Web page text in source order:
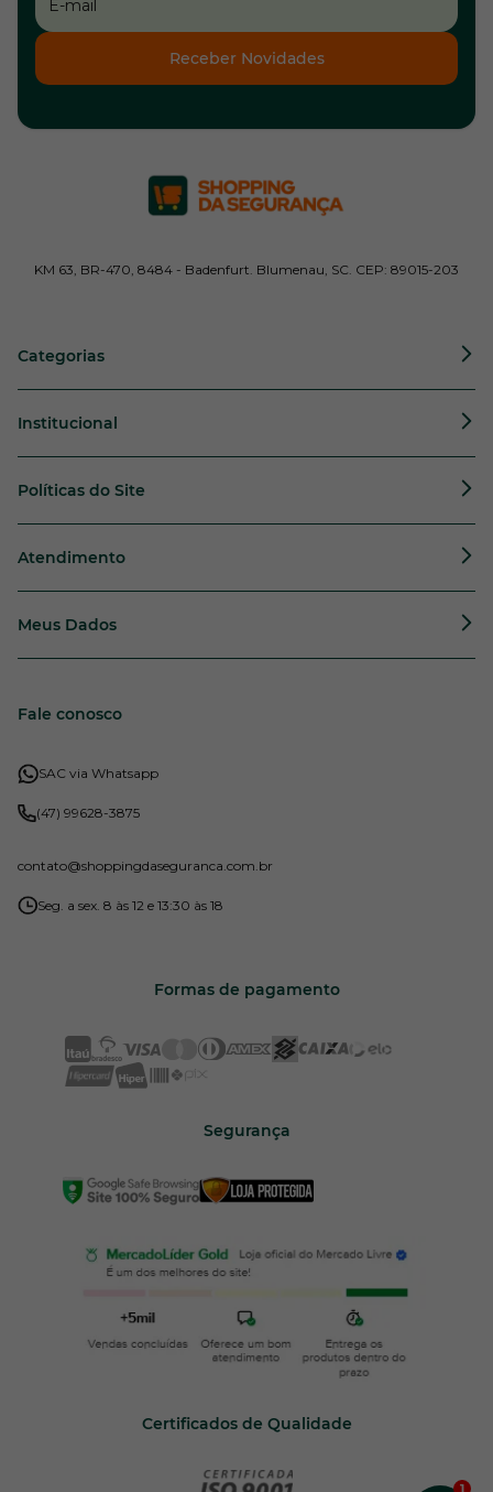
Receber Novidades
KM 63, BR-470, 8484 - Badenfurt. Blumenau, SC. CEP: 89015-203
Categorias
Institucional
Políticas do Site
Atendimento
Meus Dados
Fale conosco
SAC via Whatsapp
(47) 99628-3875
contato@shoppingdaseguranca.com.br
Seg. a sex. 8 às 12 e 13:30 às 18
Formas de pagamento
Segurança
Certificados de Qualidade